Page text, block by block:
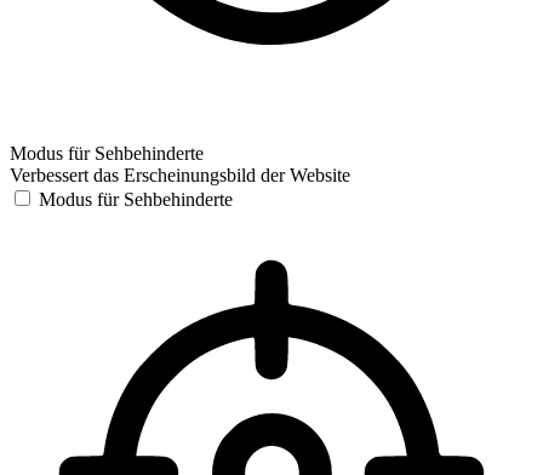
Modus für Sehbehinderte
Verbessert das Erscheinungsbild der Website
Modus für Sehbehinderte